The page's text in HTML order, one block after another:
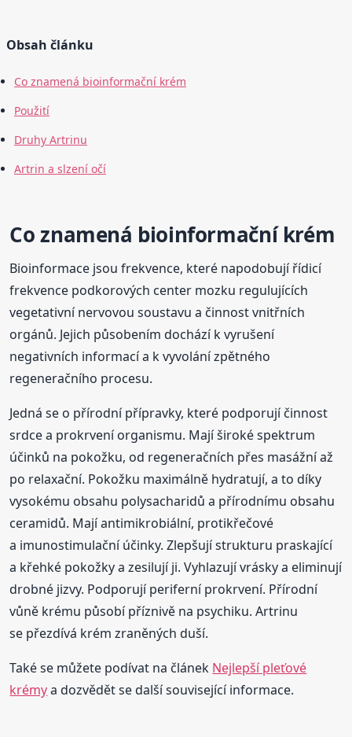
Obsah článku
Co znamená bioinformační krém
Použití
Druhy Artrinu
Artrin a slzení očí
Co znamená bioinformační krém
Bioinformace jsou frekvence, které napodobují řídicí
frekvence podkorových center mozku regulujících
vegetativní nervovou soustavu a činnost vnitřních
orgánů. Jejich působením dochází k vyrušení
negativních informací a k vyvolání zpětného
regeneračního procesu.
Jedná se o přírodní přípravky, které podporují činnost
srdce a prokrvení organismu. Mají široké spektrum
účinků na pokožku, od regeneračních přes masážní až
po relaxační. Pokožku maximálně hydratují, a to díky
vysokému obsahu polysacharidů a přírodnímu obsahu
ceramidů. Mají antimikrobiální, protikřečové
a imunostimulační účinky. Zlepšují strukturu praskající
a křehké pokožky a zesilují ji. Vyhlazují vrásky a eliminují
drobné jizvy. Podporují periferní prokrvení. Přírodní
vůně krému působí příznivě na psychiku. Artrinu
se přezdívá krém zraněných duší.
Také se můžete podívat na článek Nejlepší pleťové
krémya dozvědět se další související informace.